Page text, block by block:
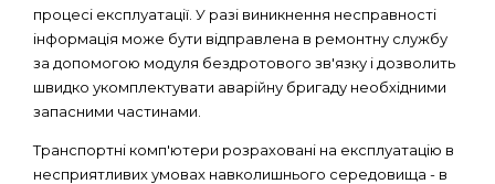
процесі експлуатації. У разі виникнення несправності
інформація може бути відправлена ​​в ремонтну службу
за допомогою модуля бездротового зв'язку і дозволить
швидко укомплектувати аварійну бригаду необхідними
запасними частинами.
Транспортні комп'ютери розраховані на експлуатацію в
несприятливих умовах навколишнього середовища - в